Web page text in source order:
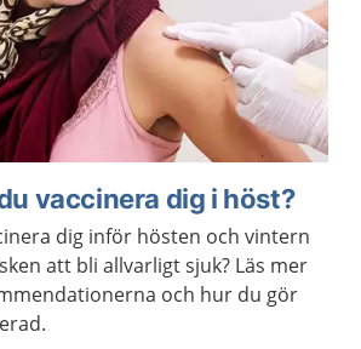
vaccinera dig i höst?
dig inför hösten och vintern
att bli allvarligt sjuk? Läs mer
och hur du gör